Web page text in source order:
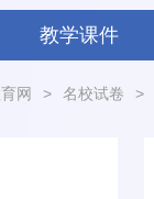
教学课件
网 > 名校试卷 >